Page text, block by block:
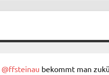
@ffsteinau bekommt man